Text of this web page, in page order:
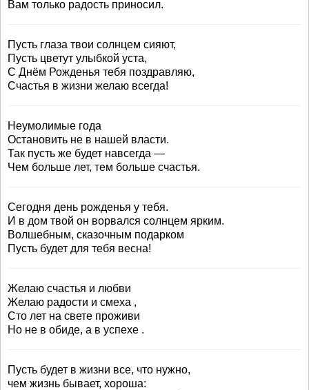
Вам только радость приносил.
Пусть глаза твои солнцем сияют,
Пусть цветут улыбкой уста,
С Днём Рожденья тебя поздравляю,
Счастья в жизни желаю всегда!
Неумолимые года
Остановить не в нашей власти.
Так пусть же будет навсегда —
Чем больше лет, тем больше счастья.
Сегодня день рожденья у тебя.
И в дом твой он ворвался солнцем ярким.
Волшебным, сказочным подарком
Пусть будет для тебя весна!
Желаю счастья и любви
Желаю радости и смеха ,
Сто лет на свете проживи
Но не в обиде, а в успехе .
Пусть будет в жизни все, что нужно,
чем жизнь бывает, хороша: